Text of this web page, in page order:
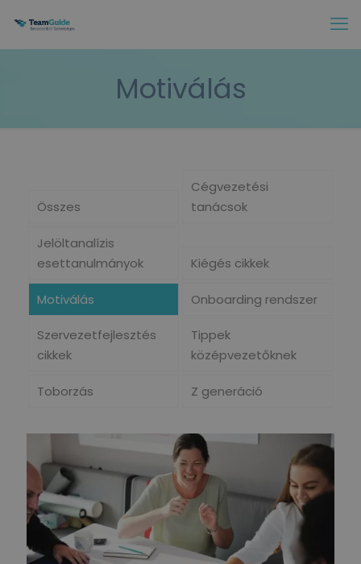
Motiválás
Összes
Cégvezetési
tanácsok
Jelöltanalízis
esettanulmányok
Kiégés cikkek
Motiválás Onboarding rendszer
Szervezetfejlesztés
cikkek
Tippek
középvezetőknek
Toborzás Z generáció